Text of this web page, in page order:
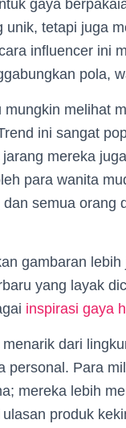
gaya
unik, tetapi juga
influencer ini
pola,
mungkin melihat
ini sangat
mereka
para wanita
semua orang
gambaran
yang layak
inspirasi gaya
dari
personal. Para
mereka lebih
produk